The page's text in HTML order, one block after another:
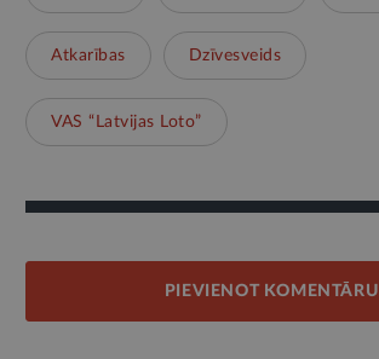
Atkarības Dzīvesveids
VAS “Latvijas Loto”
PIEVIENOT KOMENTĀRU